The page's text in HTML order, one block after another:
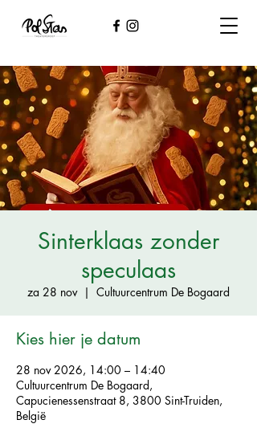
Sinterklaas zonder
speculaas
za 28 nov
  |
Cultuurcentrum De Bogaard
Kies hier je datum
28 nov 2026, 14:00 – 14:40
Cultuurcentrum De Bogaard,
Capucienessenstraat 8, 3800 Sint-Truiden,
België